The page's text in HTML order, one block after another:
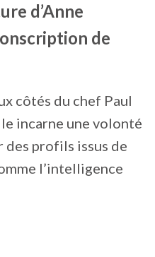
d’Anne
de
côtés du chef Paul
incarne une volonté
des profils issus de
l’intelligence